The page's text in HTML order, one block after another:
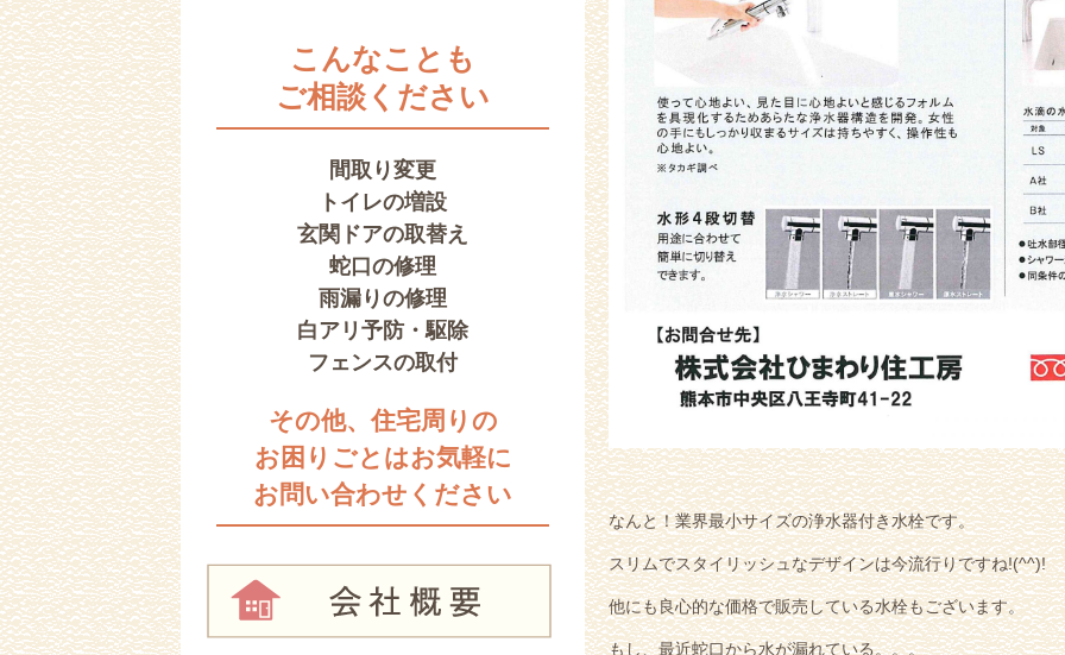
なんと！業界最小サイズの浄水器付き水栓です。
スリムでスタイリッシュなデザインは今流行りですね!(^^)!
他にも良心的な価格で販売している水栓もございます。
もし、最近蛇口から水が漏れている。。。
こんなことも
ご相談ください
間取り変更
トイレの増設
玄関ドアの取替え
蛇口の修理
雨漏りの修理
白アリ予防・駆除
フェンスの取付
その他、住宅周りの
お困りごとはお気軽に
お問い合わせください